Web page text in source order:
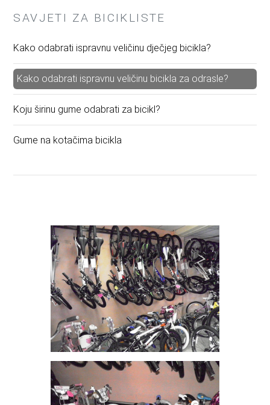
SAVJETI ZA BICIKLISTE
Kako odabrati ispravnu veličinu dječjeg bicikla?
Kako odabrati ispravnu veličinu bicikla za odrasle?
Koju širinu gume odabrati za bicikl?
Gume na kotačima bicikla